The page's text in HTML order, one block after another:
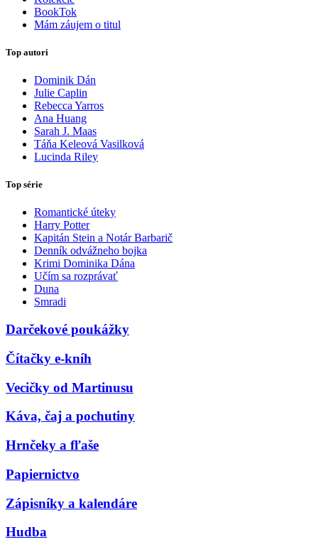
BookTok
Mám záujem o titul
Top autori
Dominik Dán
Julie Caplin
Rebecca Yarros
Ana Huang
Sarah J. Maas
Táňa Keleová Vasilková
Lucinda Riley
Top série
Romantické úteky
Harry Potter
Kapitán Stein a Notár Barbarič
Denník odvážneho bojka
Krimi Dominika Dána
Učím sa rozprávať
Duna
Smradi
Darčekové poukážky
Čítačky e-kníh
Vecičky od Martinusu
Káva, čaj a pochutiny
Hrnčeky a fľaše
Papiernictvo
Zápisníky a kalendáre
Hudba